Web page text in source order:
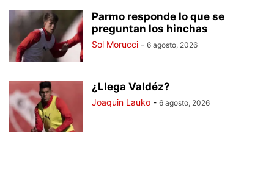
Parmo responde lo que se
preguntan los hinchas
Sol Morucci - 6 agosto, 2026
¿Llega Valdéz?
Joaquin Lauko - 6 agosto, 2026